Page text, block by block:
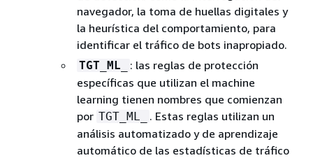
navegador, la toma de huellas digitales y
la heurística del comportamiento, para
identificar el tráfico de bots inapropiado.
TGT_ML_
: las reglas de protección
específicas que utilizan el machine
learning tienen nombres que comienzan
por TGT_ML_
. Estas reglas utilizan un
análisis automatizado y de aprendizaje
automático de las estadísticas de tráfico